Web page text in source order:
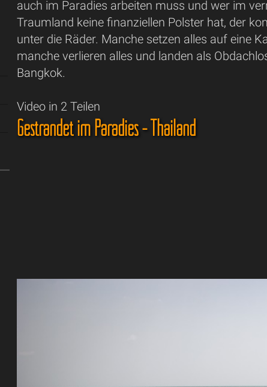
auch im Paradies arbeiten muss und wer im
Traumland keine finanziellen Polster hat, der
unter die Räder. Manche setzen alles auf eine
manche verlieren alles und landen als
Bangkok.
Video in 2 Teilen
Gestrandet im Paradies - Thailand